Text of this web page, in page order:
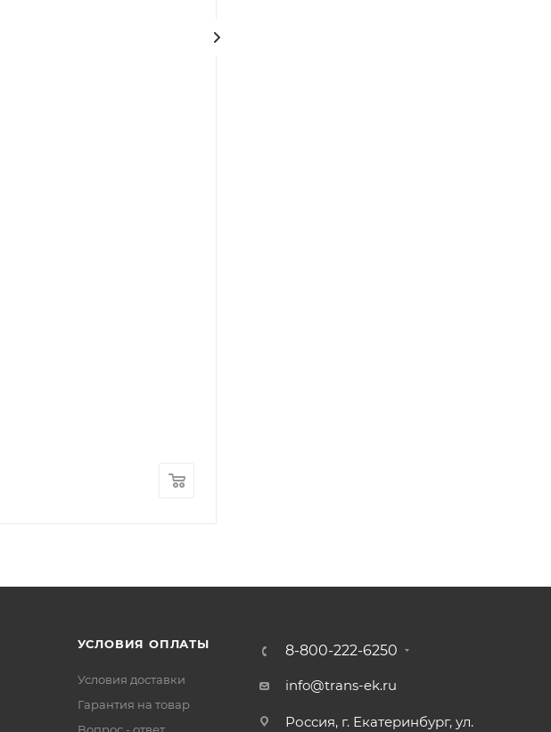
УСЛОВИЯ ОПЛАТЫ
Условия доставки
Гарантия на товар
8-800-222-6250
info@trans-ek.ru
Россия, г. Екатеринбург, ул.